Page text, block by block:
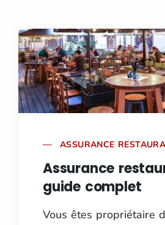
ASSURANCE
Assurance
guide complet
Vous êtes propriétaire